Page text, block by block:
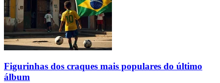
Figurinhas dos craques mais populares do último
álbum